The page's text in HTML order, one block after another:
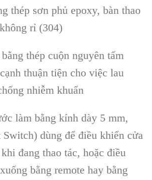
thép sơn phủ epoxy, bàn thao
rỉ (304)
thép cuộn nguyên tấm
thuận tiện cho việc lau
nhiễm khuẩn
làm bằng kính dày 5 mm,
Switch) dùng để điều khiển cửa
đang thao tác, hoặc điều
bằng remote hay bằng